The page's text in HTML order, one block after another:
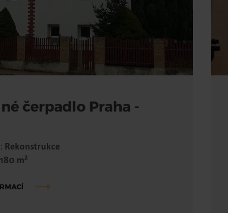
čerpadlo Praha -
Rekonstrukce
180 m2